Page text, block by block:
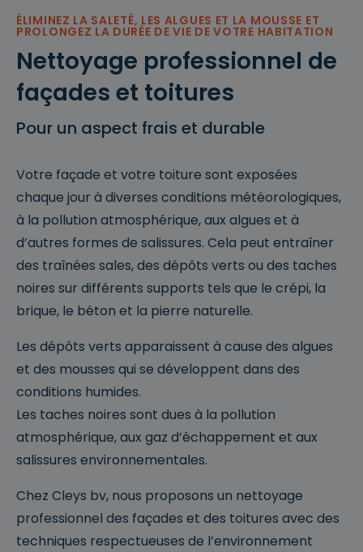
ÉLIMINEZ LA SALETÉ, LES ALGUES ET LA MOUSSE ET
PROLONGEZ LA DURÉE DE VIE DE VOTRE HABITATION
Nettoyage professionnel de
façades et toitures
Pour un aspect frais et durable
Votre façade et votre toiture sont exposées
chaque jour à diverses conditions météorologiques,
à la pollution atmosphérique, aux algues et à
d’autres formes de salissures. Cela peut entraîner
des traînées sales, des dépôts verts ou des taches
noires sur différents supports tels que le crépi, la
brique, le béton et la pierre naturelle.
Les dépôts verts apparaissent à cause des algues
et des mousses qui se développent dans des
conditions humides.
Les taches noires sont dues à la pollution
atmosphérique, aux gaz d’échappement et aux
salissures environnementales.
Chez Cleys bv, nous proposons un nettoyage
professionnel des façades et des toitures avec des
techniques respectueuses de l’environnement